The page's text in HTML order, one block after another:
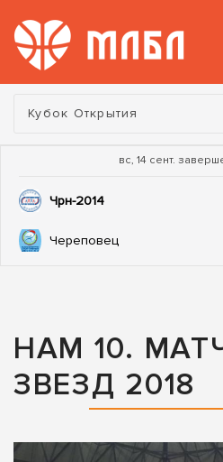
Турнир:
Кубок Открытия
вс, 14 сент.
Чрн-2014
Череповец
НАМ 10.
ЗВЕЗД 2018